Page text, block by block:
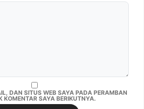
DAN SITUS WEB SAYA PADA PERAMBAN
KOMENTAR SAYA BERIKUTNYA.